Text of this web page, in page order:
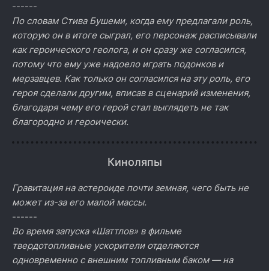
------
По словам Стива Бушеми, когда ему предлагали роль,
которую он в итоге сыграл, его персонаж расписывали
как героического геолога, и он сразу же согласился,
потому что ему уже надоело играть подонков и
мерзавцев. Как только он согласился на эту роль, его
героя сделали другим, вписав в сценарий изменения,
благодаря чему его герой стал выглядеть не так
благородно и героически.
Киноляпы
Гравитация на астероиде почти земная, чего быть не
может из-за его малой массы.
------
Во время запуска «Шаттлов» в фильме
твердотопливные ускорители отделяются
одновременно с внешним топливным баком — на